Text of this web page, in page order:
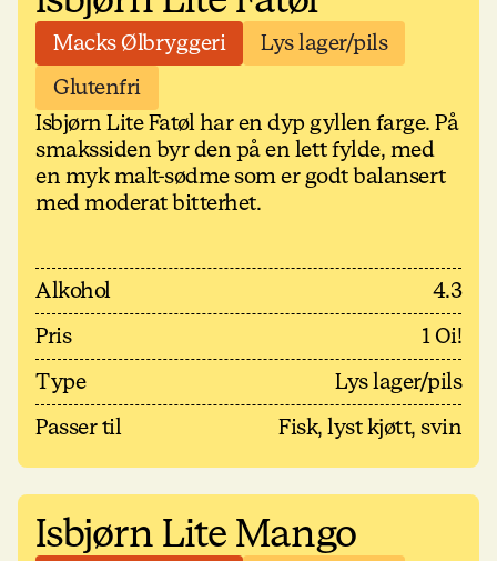
Macks Ølbryggeri
Lys lager/pils
Glutenfri
Isbjørn Lite Fatøl har en dyp gyllen farge. På
smakssiden byr den på en lett fylde, med
en myk malt-sødme som er godt balansert
med moderat bitterhet.
Alkohol
4.3
Pris
1 Oi!
Type
Lys lager/pils
Passer til
Fisk, lyst kjøtt, svin
Isbjørn Lite Mango